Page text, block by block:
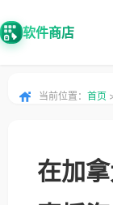
软件商店
当前位置： 首页
在加